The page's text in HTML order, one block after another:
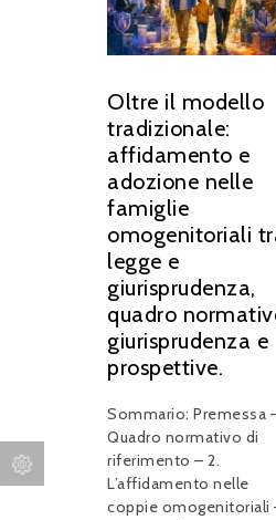
Oltre il modello
tradizionale:
affidamento e
adozione nelle
famiglie
omogenitoriali
legge e
giurisprudenza,
quadro
giurisprudenza e
prospettive.
Sommario: Premessa
Quadro normativo di
riferimento – 2.
L’affidamento nelle
coppie omogenitoriali